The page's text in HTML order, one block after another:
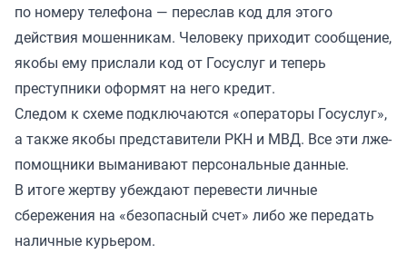
по номеру телефона — переслав код для этого
действия мошенникам. Человеку приходит сообщение,
якобы ему прислали код от Госуслуг и теперь
преступники оформят на него кредит.
Следом к схеме подключаются «операторы Госуслуг»,
а также якобы представители РКН и МВД. Все эти лже-
помощники выманивают персональные данные.
В итоге жертву убеждают перевести личные
сбережения на «безопасный счет» либо же передать
наличные курьером.